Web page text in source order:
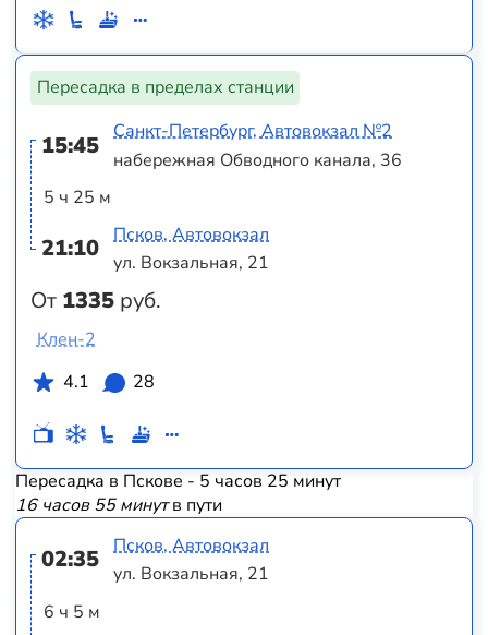
Пересадка в пределах станции
15:45
5 ч 25 м
21:10
От 1335 руб.
Санкт-Петербург, Автовокзал №2
набережная Обводного канала, 36
Псков, Автовокзал
ул. Вокзальная, 21
Клен-2
4.1
28
Пересадка в Пскове - 5 часов 25 минут
16 часов 55 минутв пути
02:35
6 ч 5 м
Псков, Автовокзал
ул. Вокзальная, 21